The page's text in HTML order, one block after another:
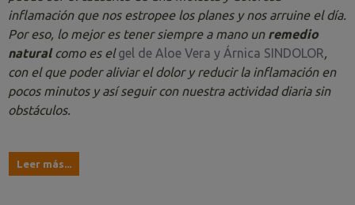
inflamación que nos estropee los planes y nos arruine el día.
Por eso, lo mejor es tener siempre a mano un remedio
naturalcomo es elgel de Aloe Vera y Árnica SINDOLOR,
con el que poder aliviar el dolor y reducir la inflamación en
pocos minutos y así seguir con nuestra actividad diaria sin
obstáculos.
Leer más...